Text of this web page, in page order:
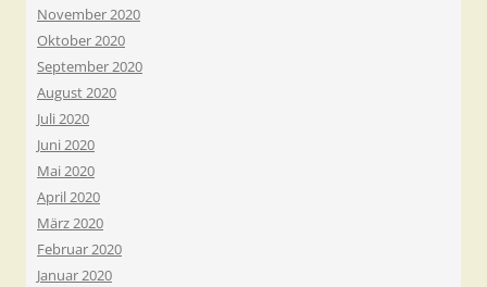
November 2020
Oktober 2020
September 2020
August 2020
Juli 2020
Juni 2020
Mai 2020
April 2020
März 2020
Februar 2020
Januar 2020